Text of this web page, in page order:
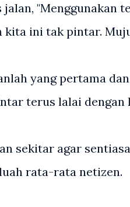
"Menggunakan
ini tak pintar.
yang pertama
terus lalai dengan
sekitar agar
rata-rata netizen.